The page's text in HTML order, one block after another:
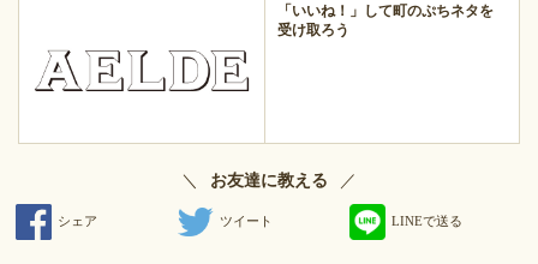
「いいね！」して町のぷちネタを
受け取ろう
＼ お友達に教える ／
シェア ツイート LINEで送る